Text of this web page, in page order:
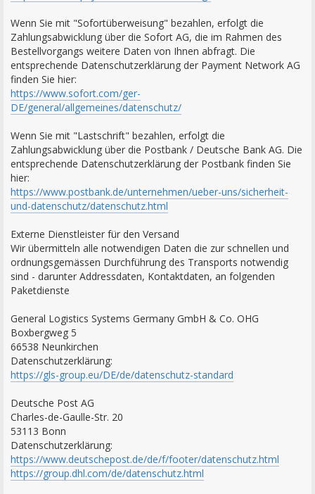
Wenn Sie mit "Sofortüberweisung" bezahlen, erfolgt die
Zahlungsabwicklung über die Sofort AG, die im Rahmen des
Bestellvorgangs weitere Daten von Ihnen abfragt. Die
entsprechende Datenschutzerklärung der Payment Network AG
finden Sie hier:
https://www.sofort.com/ger-
DE/general/allgemeines/datenschutz/
Wenn Sie mit "Lastschrift" bezahlen, erfolgt die
Zahlungsabwicklung über die Postbank / Deutsche Bank AG. Die
entsprechende Datenschutzerklärung der Postbank finden Sie
hier:
https://www.postbank.de/unternehmen/ueber-uns/sicherheit-
und-datenschutz/datenschutz.html
Externe Dienstleister für den Versand
Wir übermitteln alle notwendigen Daten die zur schnellen und
ordnungsgemässen Durchführung des Transports notwendig
sind - darunter Addressdaten, Kontaktdaten, an folgenden
Paketdienste
General Logistics Systems Germany GmbH & Co. OHG
Boxbergweg 5
66538 Neunkirchen
Datenschutzerklärung:
https://gls-group.eu/DE/de/datenschutz-standard
Deutsche Post AG
Charles-de-Gaulle-Str. 20
53113 Bonn
Datenschutzerklärung:
https://www.deutschepost.de/de/f/footer/datenschutz.html
https://group.dhl.com/de/datenschutz.html